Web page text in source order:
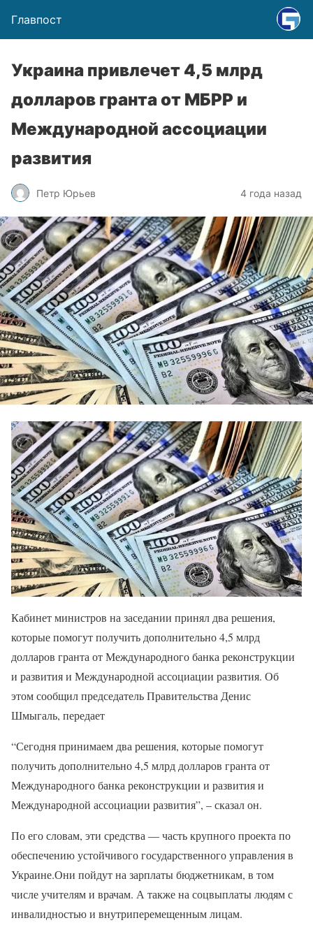
Главпост
Украина привлечет 4,5 млрд
долларов гранта от МБРР и
Международной ассоциации
развития
Петр Юрьев 4 года назад
Кабинет министров на заседании принял два решения,
которые помогут получить дополнительно 4,5 млрд
долларов гранта от Международного банка реконструкции
и развития и Международной ассоциации развития. Об
этом сообщил председатель Правительства Денис
Шмыгаль, передает
“Сегодня принимаем два решения, которые помогут
получить дополнительно 4,5 млрд долларов гранта от
Международного банка реконструкции и развития и
Международной ассоциации развития”, – сказал он.
По его словам, эти средства — часть крупного проекта по
обеспечению устойчивого государственного управления в
Украине.Они пойдут на зарплаты бюджетникам, в том
числе учителям и врачам. А также на соцвыплаты людям с
инвалидностью и внутриперемещенным лицам.